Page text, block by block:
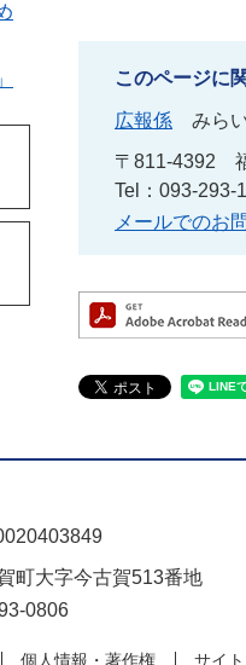
このページに
広報係
みら
〒811-4392
Tel：093-293-
メールでのお
町大字今古賀513番地
0806
個人情報・著作権 サイ